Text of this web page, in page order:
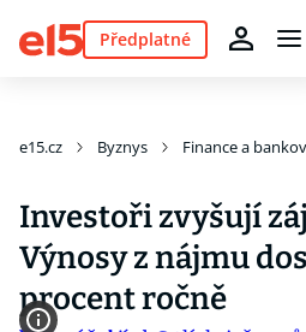
Předplatné
e15.cz Byznys Finance a
Investoři zvyšují
Výnosy z nájmu
procent ročně